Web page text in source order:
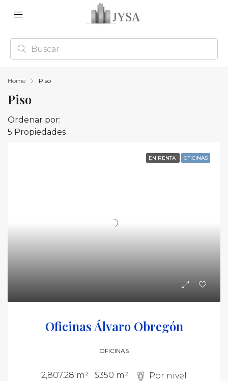
Home Piso
Piso
5 Propiedades
Ordenar por:
EN RENTA OFICINAS
Oficinas Álvaro Obregón
OFICINAS
2,807.28 m² $350 m² Por nivel